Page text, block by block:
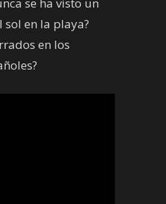
en la playa?
en los